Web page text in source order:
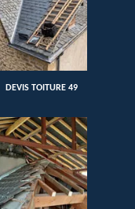
DEVIS TOITURE 49